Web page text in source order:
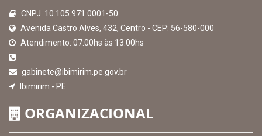
CNPJ: 10.105.971.0001-50
Avenida Castro Alves, 432, Centro - CEP: 56-580-000
Atendimento: 07:00hs às 13:00hs
gabinete@ibimirim.pe.gov.br
Ibimirim - PE
ORGANIZACIONAL